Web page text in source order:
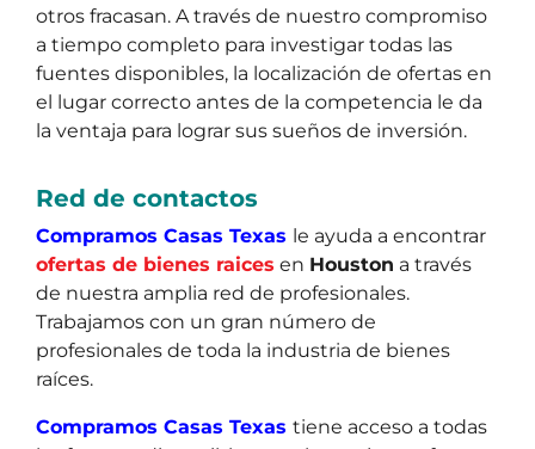
otros fracasan. A través de nuestro compromiso
a tiempo completo para investigar todas las
fuentes disponibles, la localización de ofertas en
el lugar correcto antes de la competencia le da
la ventaja para lograr sus sueños de inversión.
Red de contactos
Compramos Casas Texas le ayuda a encontrar
ofertas de bienes raices en Houston a través
de nuestra amplia red de profesionales.
Trabajamos con un gran número de
profesionales de toda la industria de bienes
raíces.
Compramos Casas Texas tiene acceso a todas